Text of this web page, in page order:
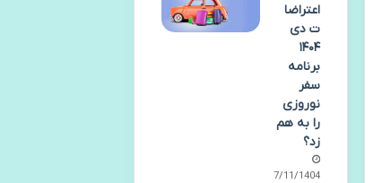
اعتراضا
ت دی
۱۴۰۴
برنامه
سفر
نوروزی
را به هم
زد؟
27/11/1404